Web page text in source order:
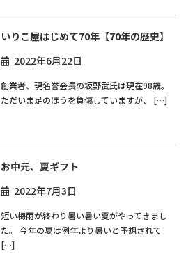
いりこ屋はじめて70年【70年の歴史】
2022年6月22日
創業者、現名誉会長の坂野武氏は現在98歳。
ただいま足のほうを負傷していますが、 […]
お中元、夏ギフト
2022年7月3日
短い梅雨が終わり暑い暑い夏がやってきまし
た。 今年の夏は例年より暑いと予想されて
[…]